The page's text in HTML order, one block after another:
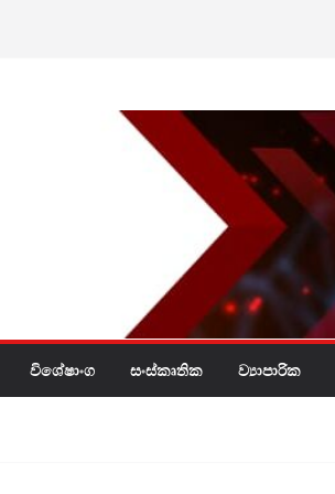
විශේෂාංග සංස්කෘතික ව්‍යාපාරික